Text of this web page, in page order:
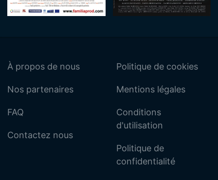
À propos de nous
Nos partenaires
FAQ
Contactez nous
Politique de cookies
Mentions légales
Conditions
d'utilisation
Politique de
confidentialité